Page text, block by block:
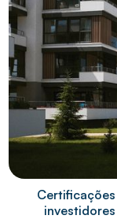
investidores